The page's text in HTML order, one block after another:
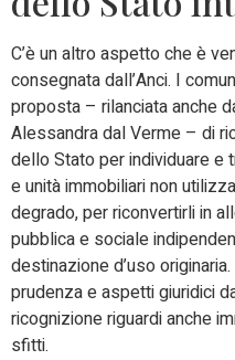
C’è un altro aspetto che è
consegnata dall’Anci. I
proposta – rilanciata anche
Alessandra dal Verme – di
dello Stato per individuare e
e unità immobiliari non
degrado, per riconvertirli in
pubblica e sociale
destinazione d’uso
prudenza e aspetti giuridici
ricognizione riguardi anche
sfitti.